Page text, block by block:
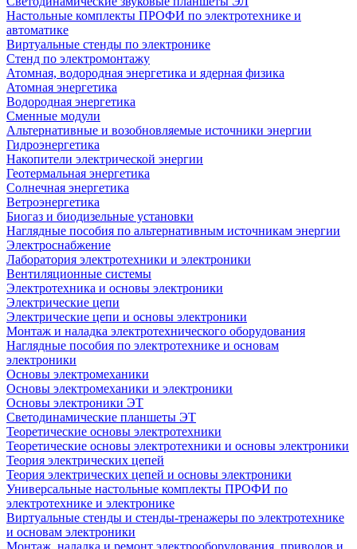
Настольные комплекты ПРОФИ по электротехнике и
автоматике
Виртуальные стенды по электронике
Стенд по электромонтажу
Атомная, водородная энергетика и ядерная физика
Атомная энергетика
Водородная энергетика
Сменные модули
Альтернативные и возобновляемые источники энергии
Гидроэнергетика
Накопители электрической энергии
Геотермальная энергетика
Солнечная энергетика
Ветроэнергетика
Биогаз и биодизельные установки
Наглядные пособия по альтернативным источникам энергии
Электроснабжение
Лаборатория электротехники и электроники
Вентиляционные системы
Электротехника и основы электроники
Электрические цепи
Электрические цепи и основы электроники
Монтаж и наладка электротехнического оборудования
Наглядные пособия по электротехнике и основам
электроники
Основы электромеханики
Основы электромеханики и электроники
Основы электроники ЭТ
Светодинамические планшеты ЭТ
Теоретические основы электротехники
Теоретические основы электротехники и основы электроники
Теория электрических цепей
Теория электрических цепей и основы электроники
Универсальные настольные комплекты ПРОФИ по
электротехнике и электронике
Виртуальные стенды и стенды-тренажеры по электротехнике
и основам электроники
Монтаж, наладка и ремонт электрооборудования, приводов и